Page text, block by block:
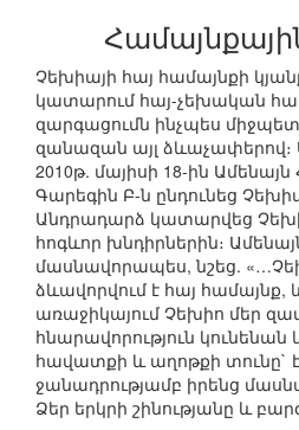
Չեխիայի հայ համայնքի
կատարում հայ-չեխական
զարգացումն ինչպես
զանազան այլ ձևաչափերով։
2010թ. մայիսի 18-ին
Գարեգին Բ-ն ընդունեց
Անդրադարձ կատարվեց
հոգևոր խնդիրներին։
մասնավորապես, նշեց.
ձևավորվում է հայ համայնք,
առաջիկայում Չեխիո մեր
հնարավորություն կունենան
հավատքի և աղոթքի տունը`
ջանադրությամբ իրենց
Ձեր երկրի շինությանը և